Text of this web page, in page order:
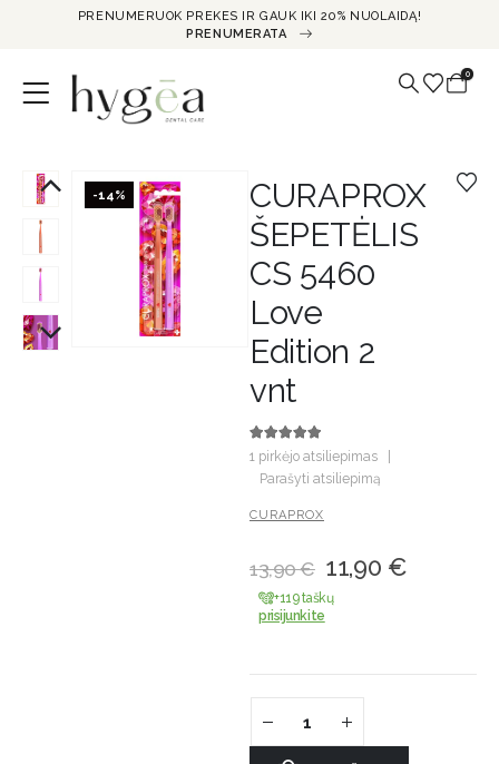
PRENUMERUOK PREKES IR GAUK IKI 20% NUOLAIDĄ!
PRENUMERATA
0
-14%
CURAPROX
ŠEPETĖLIS
CS 5460
Love
Edition 2
vnt
5.00 out of 5
1 pirkėjo atsiliepimas
Parašyti atsiliepimą
CURAPROX
13,90€ 11,90 €
+119 taškų
prisijunkite